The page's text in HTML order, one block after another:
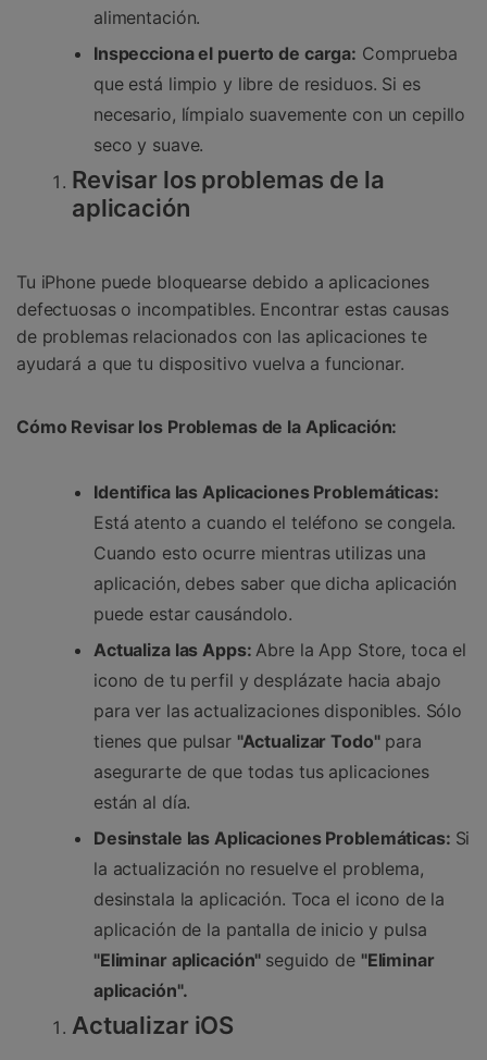
alimentación.
Inspecciona el puerto de carga: Comprueba
que está limpio y libre de residuos. Si es
necesario, límpialo suavemente con un cepillo
seco y suave.
Revisar los problemas de la
aplicación
Tu iPhone puede bloquearse debido a aplicaciones
defectuosas o incompatibles. Encontrar estas causas
de problemas relacionados con las aplicaciones te
ayudará a que tu dispositivo vuelva a funcionar.
Cómo Revisar los Problemas de la Aplicación:
Identifica las Aplicaciones Problemáticas:
Está atento a cuando el teléfono se congela.
Cuando esto ocurre mientras utilizas una
aplicación, debes saber que dicha aplicación
puede estar causándolo.
Actualiza las Apps: Abre la App Store, toca el
icono de tu perfil y desplázate hacia abajo
para ver las actualizaciones disponibles. Sólo
tienes que pulsar "Actualizar Todo"para
asegurarte de que todas tus aplicaciones
están al día.
Desinstale las Aplicaciones Problemáticas: Si
la actualización no resuelve el problema,
desinstala la aplicación. Toca el icono de la
aplicación de la pantalla de inicio y pulsa
"Eliminar aplicación" seguido de "Eliminar
aplicación".
Actualizar iOS